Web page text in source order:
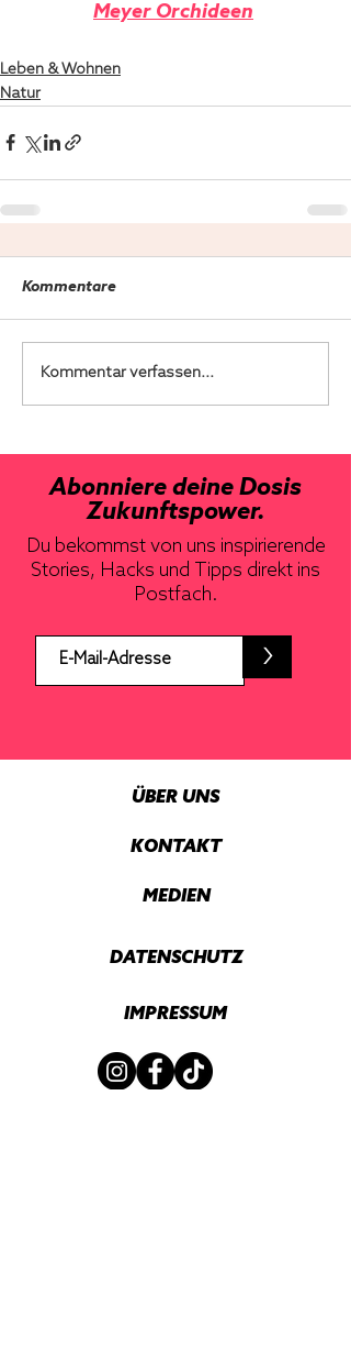
Meyer Orchideen
Leben & Wohnen
Natur
Kommentare
Kommentar verfassen...
Abonniere deine Dosis
Zukunftspower.
Du bekommst von uns inspirierende
Stories, Hacks und Tipps direkt ins
Postfach.
>
ÜBER UNS
KONTAKT
MEDIEN
DATENSCHUTZ
IMPRESSUM